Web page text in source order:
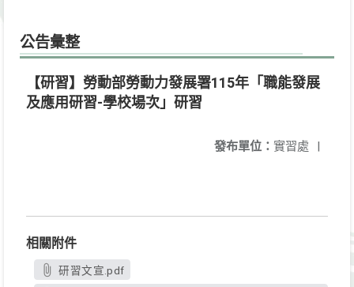
公告彙整
【研習】勞動部勞動力發展署115年「職能發展
及應用研習-學校場次」研習
發布單位： 實習處 |
相關附件
研習文宣.pdf